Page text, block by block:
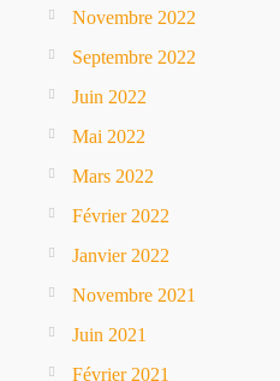
Novembre 2022
Septembre 2022
Juin 2022
Mai 2022
Mars 2022
Février 2022
Janvier 2022
Novembre 2021
Juin 2021
Février 2021